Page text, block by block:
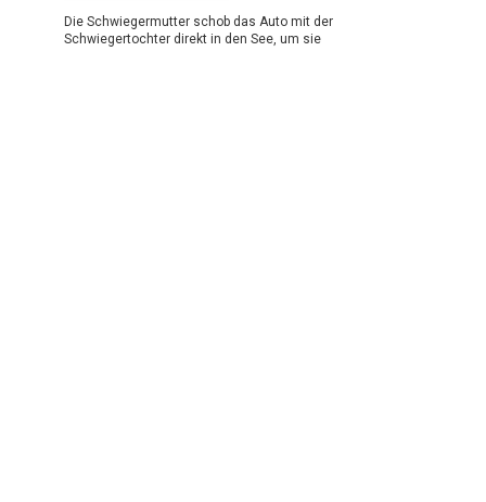
Die Schwiegermutter schob das Auto mit der
Schwiegertochter direkt in den See, um sie